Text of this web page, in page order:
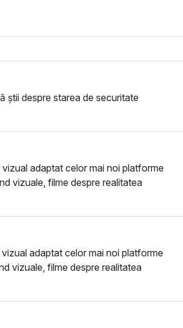
știi despre starea de securitate
adaptat celor mai noi platforme
vizuale, filme despre realitatea
adaptat celor mai noi platforme
vizuale, filme despre realitatea